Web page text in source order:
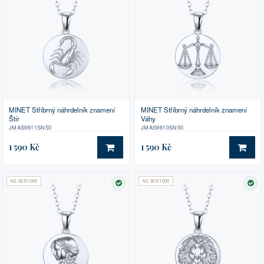
MINET Stříbrný náhrdelník znamení
Štír
JMAS9611SN50
1 590 Kč DO KOŠÍKU
MINET Stříbrný náhrdelník znamení
Váhy
JMAS9610SN50
1 590 Kč DO
AG 925/1000
SKLADEM
AG 925/1000